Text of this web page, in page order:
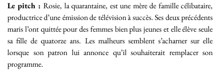
Le pitch :Rosie, la quarantaine, est une mère de famille célibataire,
productrice d’une émission de télévision à succès. Ses deux précédents
maris l’ont quittée pour des femmes bien plus jeunes et elle élève seule
sa fille de quatorze ans. Les malheurs semblent s’acharner sur elle
lorsque son patron lui annonce qu’il souhaiterait remplacer son
programme.